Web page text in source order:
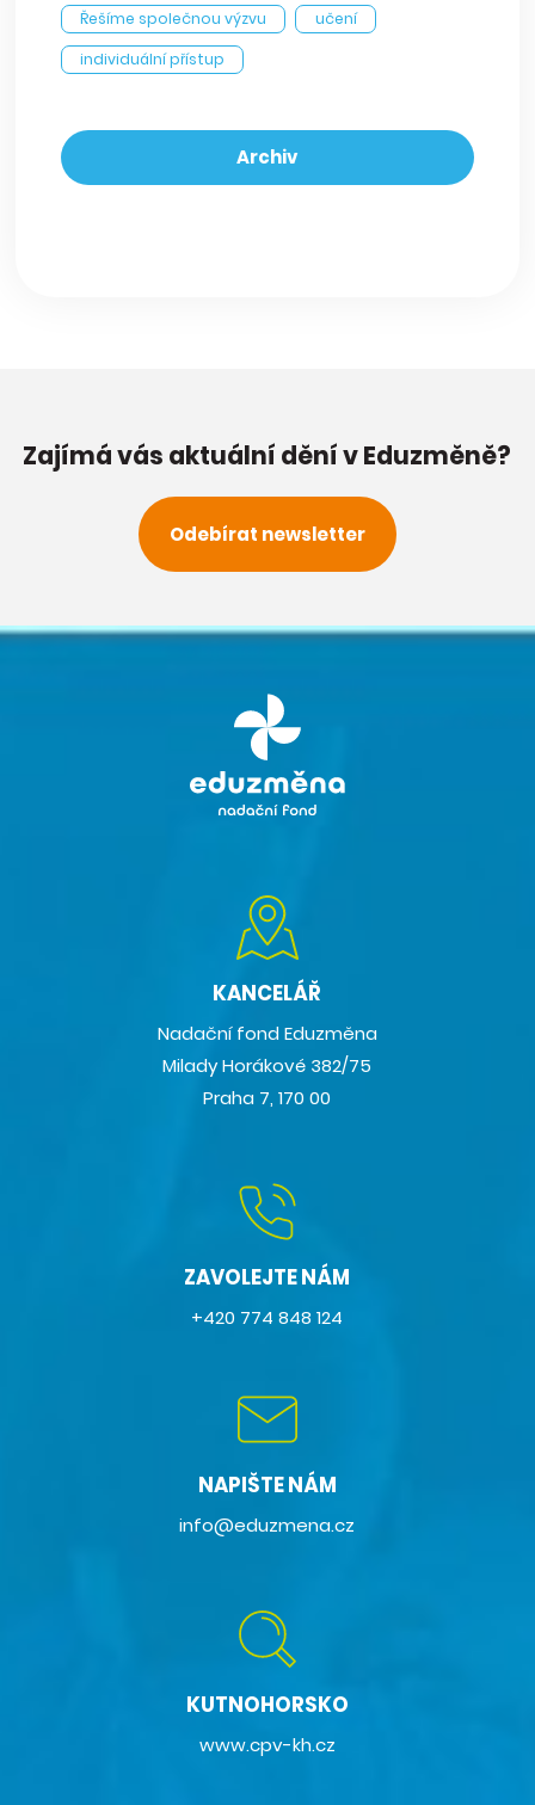
Řešíme společnou výzvu
učení
individuální přístup
Archiv
Zajímá vás aktuální dění v Eduzměně?
Odebírat newsletter
KANCELÁŘ
Nadační fond Eduzměna
Milady Horákové 382/75
Praha 7, 170 00
ZAVOLEJTE NÁM
+420 774 848 124
NAPIŠTE NÁM
info@eduzmena.cz
KUTNOHORSKO
www.cpv-kh.cz